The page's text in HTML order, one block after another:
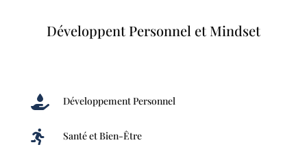
Développent Personnel et Mindset
 Développement Personnel
 Santé et Bien-Être